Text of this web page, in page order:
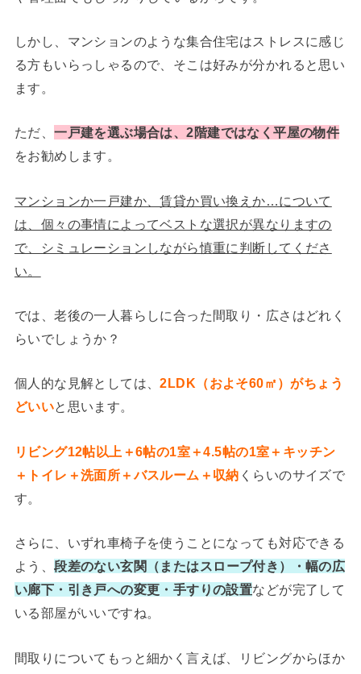
しかし、マンションのような集合住宅はストレスに感じ
る方もいらっしゃるので、そこは好みが分かれると思い
ます。
ただ、一戸建を選ぶ場合は、2階建ではなく平屋の物件
をお勧めします。
マンションか一戸建か、賃貸か買い換えか…について
は、個々の事情によってベストな選択が異なりますの
で、シミュレーションしながら慎重に判断してくださ
い。
では、老後の一人暮らしに合った間取り・広さはどれく
らいでしょうか？
個人的な見解としては、2LDK（およそ60㎡）がちょう
どいいと思います。
リビング12帖以上＋6帖の1室＋4.5帖の1室＋キッチン
＋トイレ＋洗面所＋バスルーム＋収納 くらいのサイズで
す。
さらに、いずれ車椅子を使うことになっても対応できる
よう、段差のない玄関（またはスロープ付き）・幅の広
い廊下・引き戸への変更・手すりの設置などが完了して
いる部屋がいいですね。
間取りについてもっと細かく言えば、リビングからほか